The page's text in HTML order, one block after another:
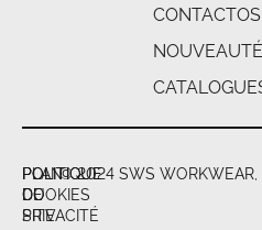
CONTACTOS
© 2024 SWS WORKWEAR,
POLITIQUE
DE
PRIVACITÉ
POLITIQUE
COOKIES
PLAN
DU
SITE